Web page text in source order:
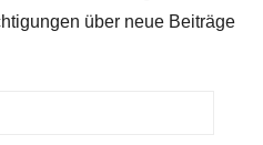
über neue Beiträge